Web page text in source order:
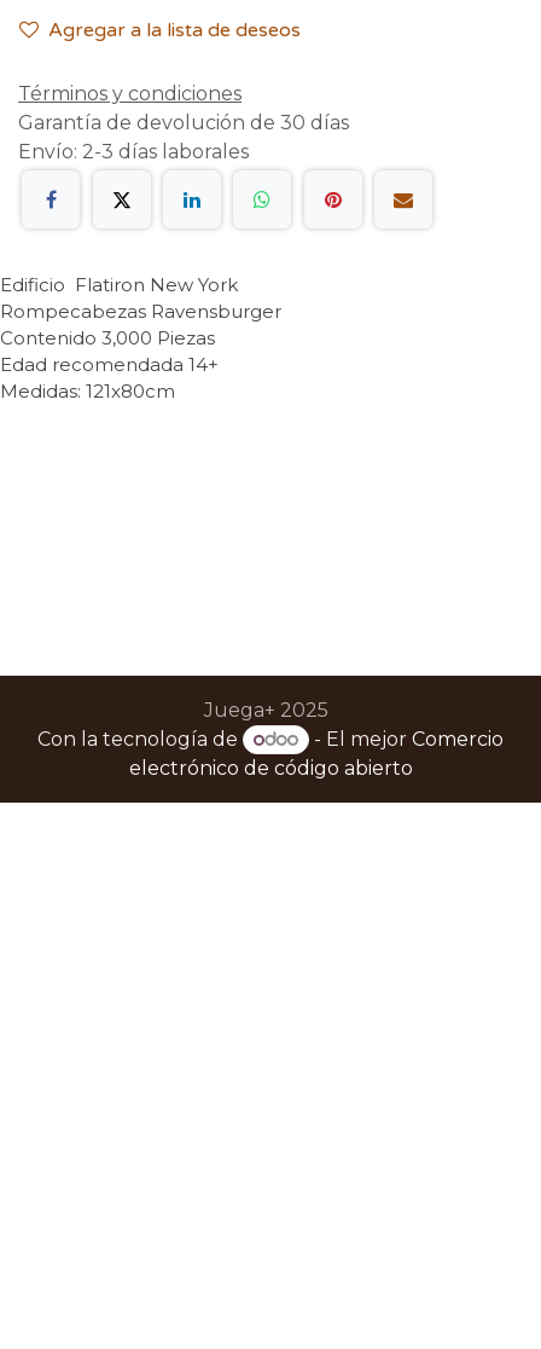
Agregar a la lista de deseos
Términos y condiciones
Garantía de devolución de 30 días
Envío: 2-3 días laborales
Edificio Flatiron New York
Rompecabezas Ravensburger
Contenido 3,000 Piezas
Edad recomendada 14+
Medidas: 121x80cm
Juega+ 2025
Con la tecnología de
- El mejor Comercio
electrónico de código abierto